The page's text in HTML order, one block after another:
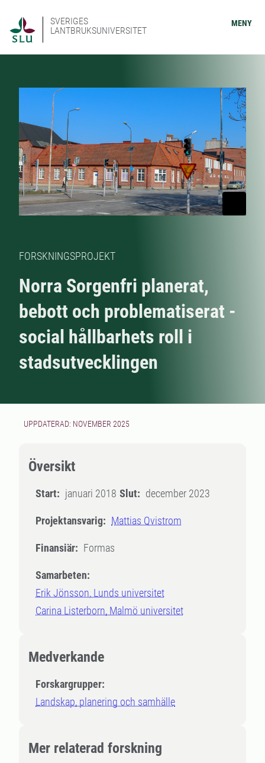
SVERIGES
LANTBRUKSUNIVERSITET
MENY
FORSKNINGSPROJEKT
Norra Sorgenfri planerat,
bebott och problematiserat -
social hållbarhets roll i
stadsutvecklingen
UPPDATERAD: NOVEMBER 2025
Översikt
Start: januari 2018 Slut: december 2023
Projektansvarig: Mattias Qvistrom
Finansiär: Formas
Samarbeten:
Erik Jönsson, Lunds universitet
Carina Listerborn, Malmö universitet
Medverkande
Forskargrupper:
Landskap, planering och samhälle
Mer relaterad forskning